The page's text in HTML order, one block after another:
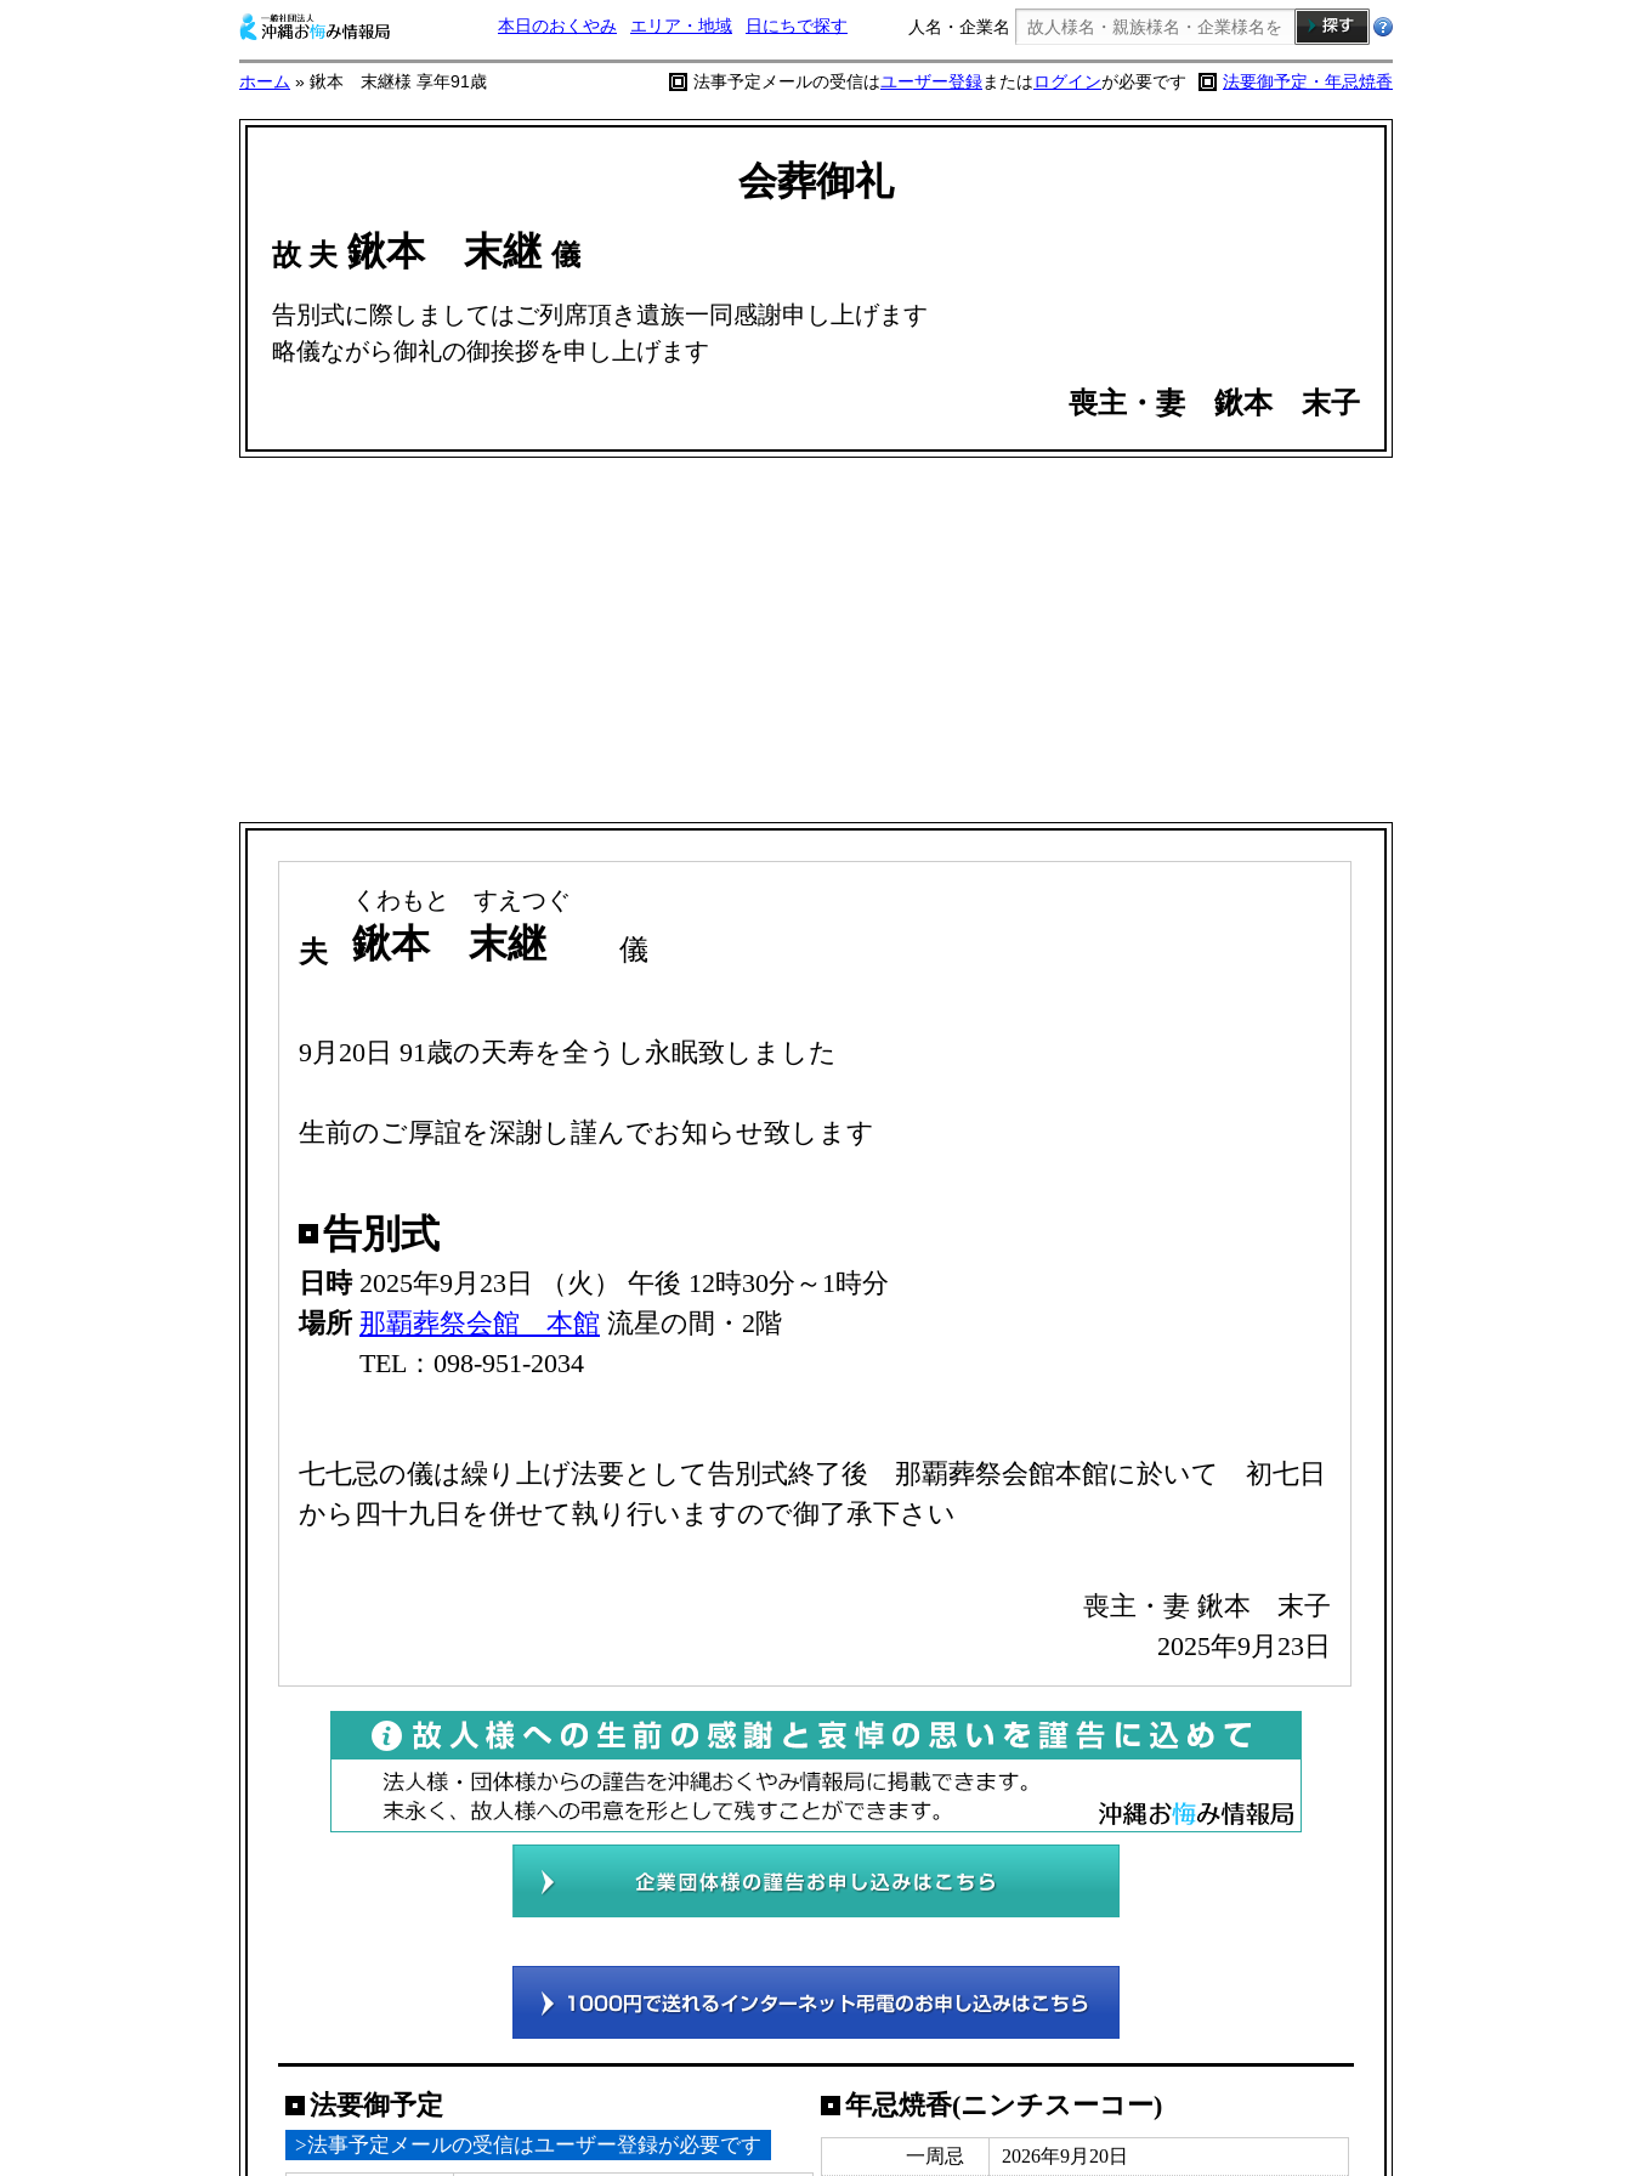
本日のおくやみ エリア・地域 日にちで探す 人名・企業名
ホーム » 鍬本 末継様 享年91歳 法要御予定・年忌焼香
法事予定メールの受信はユーザー登録またはログインが必要です
会葬御礼
故 夫 鍬本 末継儀
告別式に際しましてはご列席頂き遺族一同感謝申し上げます
略儀ながら御礼の御挨拶を申し上げます
喪主・妻 鍬本 末子
くわもと すえつぐ
夫 鍬本 末継 儀
9月20日 91歳の天寿を全うし永眠致しました
生前のご厚誼を深謝し謹んでお知らせ致します
告別式
日時 2025年9月23日 （火） 午後 12時30分～1時分
場所 那覇葬祭会館 本館 流星の間・2階
TEL：098-951-2034
七七忌の儀は繰り上げ法要として告別式終了後 那覇葬祭会館本館に於いて 初七日
から四十九日を併せて執り行いますので御了承下さい
喪主・妻 鍬本 末子
2025年9月23日
法要御予定
>法事予定メールの受信はユーザー登録が必要です
年忌焼香(ニンチスーコー)
一周忌 2026年9月20日